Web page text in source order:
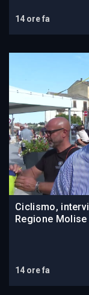
14 ore fa
Ciclismo,
Regione Molise
14 ore fa